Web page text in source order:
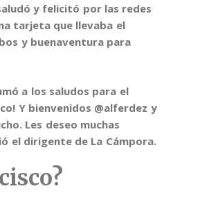
y felicitó por las redes
tarjeta que llevaba el
y buenaventura para
a los saludos para el
Y bienvenidos @alferdez y
. Les deseo muchas
el dirigente de La Cámpora.